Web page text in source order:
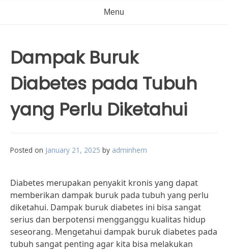
Menu
Dampak Buruk
Diabetes pada Tubuh
yang Perlu Diketahui
Posted on January 21, 2025 by adminhem
Diabetes merupakan penyakit kronis yang dapat
memberikan dampak buruk pada tubuh yang perlu
diketahui. Dampak buruk diabetes ini bisa sangat
serius dan berpotensi mengganggu kualitas hidup
seseorang. Mengetahui dampak buruk diabetes pada
tubuh sangat penting agar kita bisa melakukan